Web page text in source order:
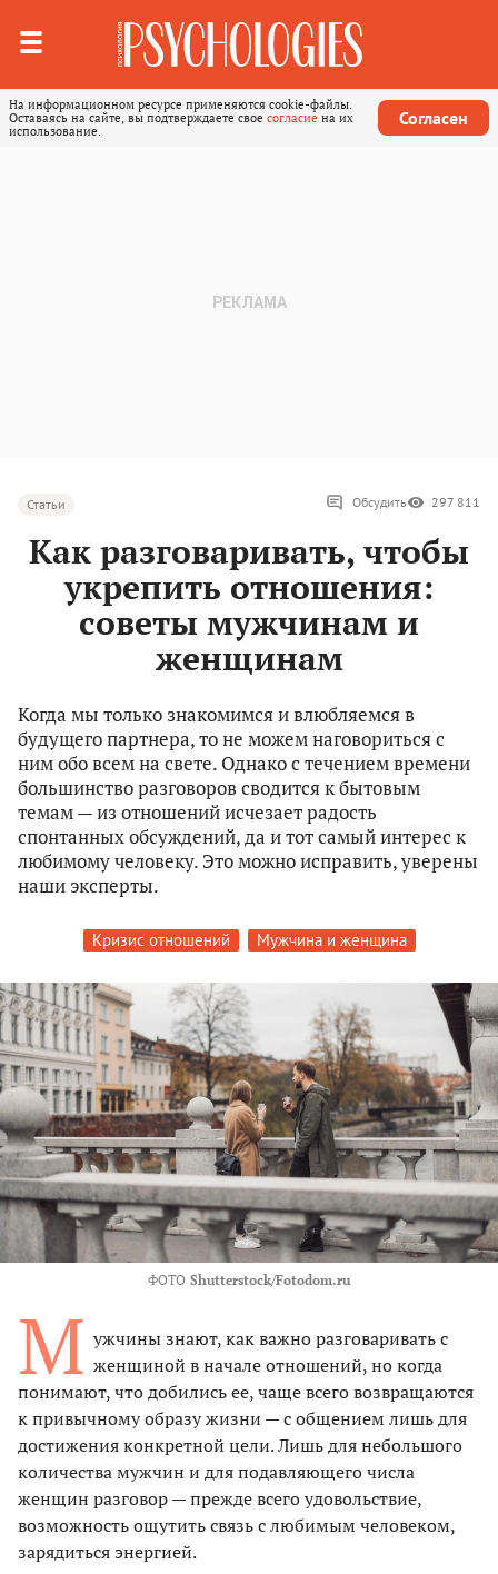
На информационном ресурсе применяются cookie-файлы.
Оставаясь на сайте, вы подтверждаете свое согласие на их
использование.
Согласен
Статьи Обсудить 297 811
Как разговаривать, чтобы
укрепить отношения:
советы мужчинам и
женщинам
Когда мы только знакомимся и влюбляемся в
будущего партнера, то не можем наговориться с
ним обо всем на свете. Однако с течением времени
большинство разговоров сводится к бытовым
темам — из отношений исчезает радость
спонтанных обсуждений, да и тот самый интерес к
любимому человеку. Это можно исправить, уверены
наши эксперты.
Кризис отношений Мужчина и женщина
ФОТО Shutterstock/Fotodom.ru
М ужчины знают, как важно разговаривать с
женщиной в начале отношений, но когда
понимают, что добились ее, чаще всего возвращаются
к привычному образу жизни — с общением лишь для
достижения конкретной цели. Лишь для небольшого
количества мужчин и для подавляющего числа
женщин разговор — прежде всего удовольствие,
возможность ощутить связь с любимым человеком,
зарядиться энергией.